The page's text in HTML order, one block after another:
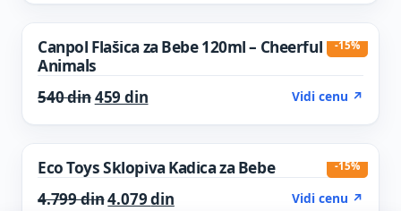
-15%
Canpol Flašica za Bebe 120ml – Cheerful
Animals
540dinOriginal price was: 540 din.
459 dinCurrent price is: 459 din.Vidi cenu ↗
-15%
Eco Toys Sklopiva Kadica za Bebe
4.799dinOriginal price was: 4.799 din.
4.079dinCurrent price is: 4.079 din.
Vidi cenu ↗